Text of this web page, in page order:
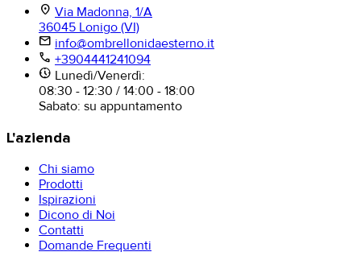
location_on Via Madonna, 1/A
36045 Lonigo (VI)
mail info@ombrellonidaesterno.it
phone +3904441241094
nest_clock_farsight_analog Lunedì/Venerdì:
08:30 - 12:30 / 14:00 - 18:00
Sabato: su appuntamento
L'azienda
Chi siamo
Prodotti
Ispirazioni
Dicono di Noi
Contatti
Domande Frequenti